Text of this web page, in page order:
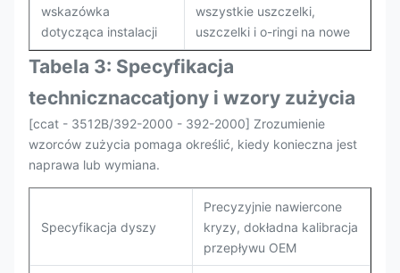
wskazówka
dotycząca instalacji
wszystkie uszczelki,
uszczelki i o-ringi na nowe
Tabela 3: Specyfikacja
technicznaccatjony i wzory zużycia
[ccat - 3512B/392-2000 - 392-2000] Zrozumienie
wzorców zużycia pomaga określić, kiedy konieczna jest
naprawa lub wymiana.
Specyfikacja dyszy
Precyzyjnie nawiercone
kryzy, dokładna kalibracja
przepływu OEM